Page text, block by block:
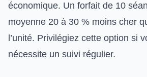
économique. Un forfait de 10
moyenne 20 à 30 % moins cher
l’unité. Privilégiez cette option si
nécessite un suivi régulier.